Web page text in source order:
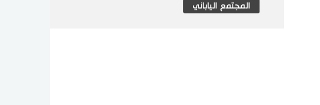
المجتمع الياباني